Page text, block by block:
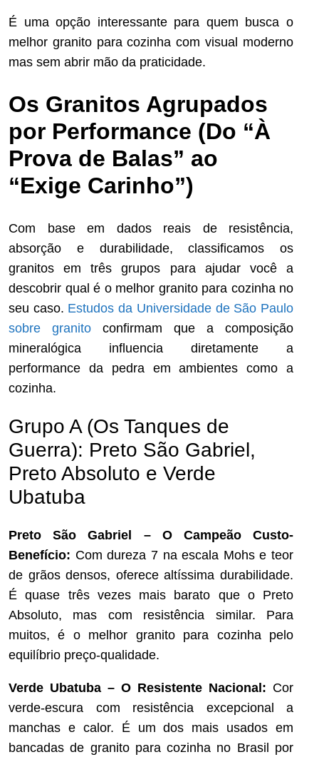
É uma opção interessante para quem busca o
melhor granito para cozinha com visual moderno
mas sem abrir mão da praticidade.
Os Granitos Agrupados
por Performance (Do “À
Prova de Balas” ao
“Exige Carinho”)
Com base em dados reais de resistência,
absorção e durabilidade, classificamos os
granitos em três grupos para ajudar você a
descobrir qual é o melhor granito para cozinha no
seu caso. Estudos da Universidade de São Paulo
sobre granito confirmam que a composição
mineralógica influencia diretamente a
performance da pedra em ambientes como a
cozinha.
Grupo A (Os Tanques de
Guerra): Preto São Gabriel,
Preto Absoluto e Verde
Ubatuba
Preto São Gabriel – O Campeão Custo-
Benefício: Com dureza 7 na escala Mohs e teor
de grãos densos, oferece altíssima durabilidade.
É quase três vezes mais barato que o Preto
Absoluto, mas com resistência similar. Para
muitos, é o melhor granito para cozinha pelo
equilíbrio preço-qualidade.
Verde Ubatuba – O Resistente Nacional: Cor
verde-escura com resistência excepcional a
manchas e calor. É um dos mais usados em
bancadas de granito para cozinha no Brasil por